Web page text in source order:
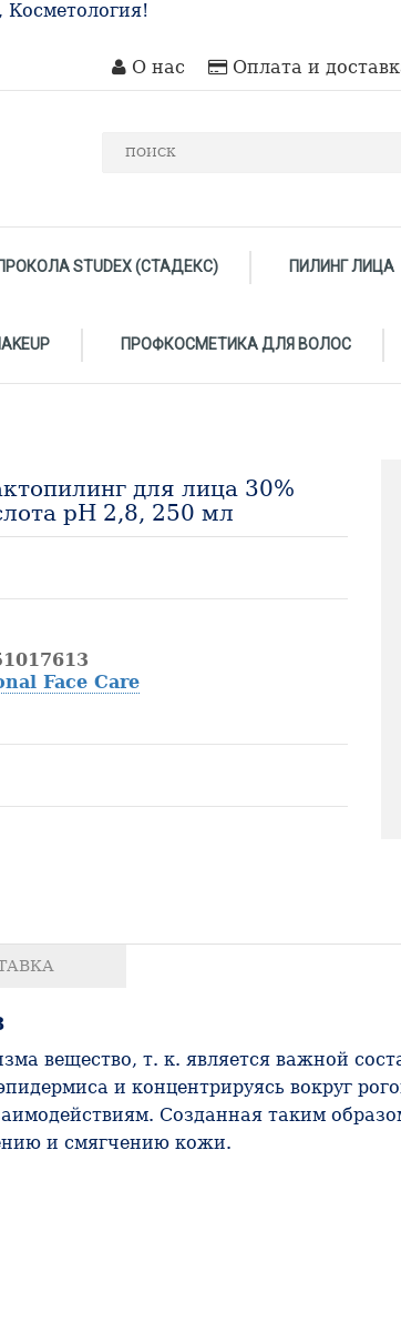
О нас Оплата и
STUDEX (СТАДЕКС) ПИЛИНГ ЛИЦА
ПРОФКОСМЕТИКА ДЛЯ ВОЛОС
для лица 30%
рH 2,8, 250 мл
Face Care
вещество, т. к. является важной
и концентрируясь вокруг
Созданная таким
и смягчению кожи.